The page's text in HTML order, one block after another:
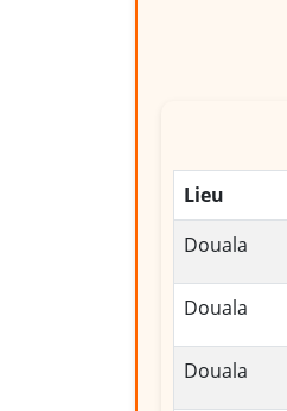
Lieu
Douala
Douala
Douala